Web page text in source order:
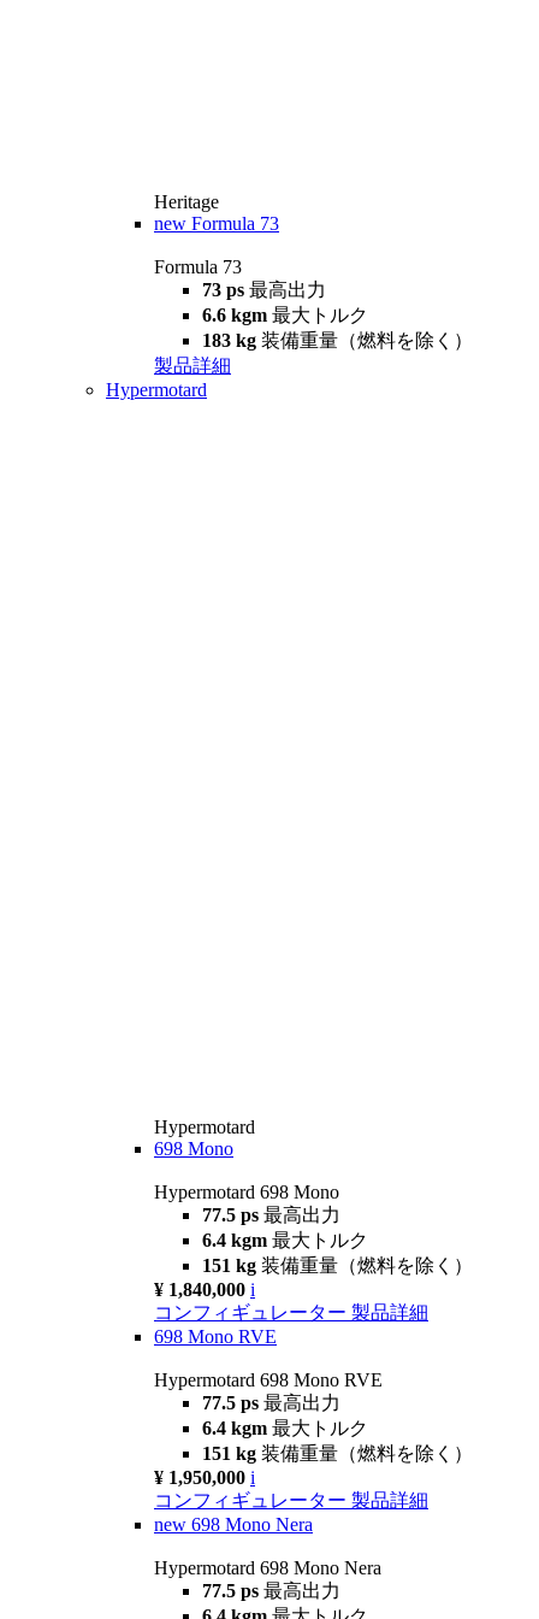
Heritage
new Formula 73
Formula 73
73 ps 最高出力
6.6 kgm 最大トルク
183 kg 装備重量（燃料を除く）
製品詳細
Hypermotard
Hypermotard
698 Mono
Hypermotard 698 Mono
77.5 ps 最高出力
6.4 kgm 最大トルク
151 kg 装備重量（燃料を除く）
¥ 1,840,000 i
コンフィギュレーター 製品詳細
698 Mono RVE
Hypermotard 698 Mono RVE
77.5 ps 最高出力
6.4 kgm 最大トルク
151 kg 装備重量（燃料を除く）
¥ 1,950,000 i
コンフィギュレーター 製品詳細
new 698 Mono Nera
Hypermotard 698 Mono Nera
77.5 ps 最高出力